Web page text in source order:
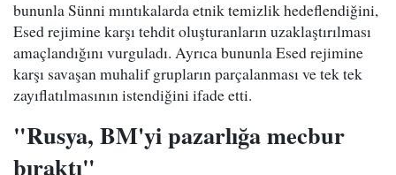
bununla Sünni mıntıkalarda etnik temizlik hedeflendiğini,
Esed rejimine karşı tehdit oluşturanların uzaklaştırılması
amaçlandığını vurguladı. Ayrıca bununla Esed rejimine
karşı savaşan muhalif grupların parçalanması ve tek tek
zayıflatılmasının istendiğini ifade etti.
"Rusya, BM'yi pazarlığa mecbur
bıraktı"